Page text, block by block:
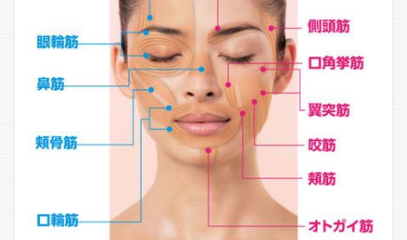
レす
とで
る効
果と
表情